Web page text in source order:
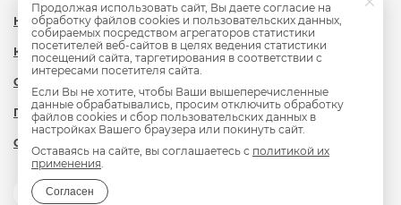
Новости
Контакты
Охрана труда
Политика обработки персональных данных
Сведения об образовательной организации
Продолжая использовать сайт, Вы даете согласие на
обработку файлов cookies и пользовательских данных,
собираемых посредством агрегаторов статистики
посетителей веб-сайтов в целях ведения статистики
посещений сайта, таргетирования в соответствии с
интересами посетителя сайта.
Если Вы не хотите, чтобы Ваши вышеперечисленные
данные обрабатывались, просим отключить обработку
файлов cookies и сбор пользовательских данных в
настройках Вашего браузера или покинуть сайт.
Оставаясь на сайте, вы соглашаетесь с политикой их
применения.
Согласен